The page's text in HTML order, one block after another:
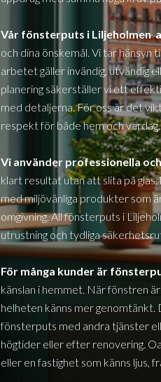
Vår fönsterputs i Liljeholmen
och dina önskemål. Vi tar
arbetet gäller invändig, utvändig
planering säkerställer vi ett
med detaljerna. För oss är det
respekt för både hem och vardag.
Vi använder professionella
klart resultat utan att slita på
med miljövänliga produkter som
omgivning. All fönsterputs i
utrustning och tydliga
För många kunder är
känslan i hemmet. När fönstren
helheten känns mer
fönsterputs med andra tjänster
högtider eller efter renovering.
eller en fastighet som känns ljus,